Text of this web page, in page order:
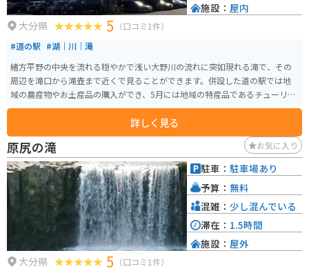
大分県 5 （口コミ1件）
#道の駅 #湖｜川｜滝
緒方平野の中央を流れる穏やかで浅い大野川の流れに突如現れる滝で、その
周辺を滝口から滝壺まで近くで見ることができます。併設した道の駅では地
域の農産物やお土産品の購入ができ、5月には地域の特産品であるチューリッ
プ30万本が植えられたチューリップフェスタで多くの観光客が訪れます。
詳しく見る
施設： 屋内
原尻の滝 お気に入り
大分県 5 （口コミ1件）
駐車： 駐車場あり
予算： 無料
混雑： 少し混んでいる
滞在： 1.5時間
施設： 屋外